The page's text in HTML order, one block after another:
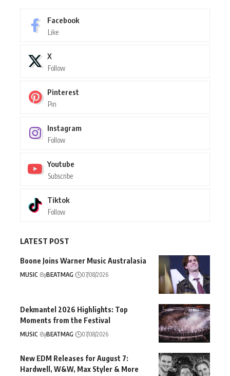
Facebook
Like
X
Follow
Pinterest
Pin
Instagram
Follow
Youtube
Subscribe
Tiktok
Follow
LATEST POST
Boone Joins Warner Music Australasia
MUSIC ByBEATMAG 07/08/2026
Dekmantel 2026 Highlights: Top
Moments from the Festival
MUSIC ByBEATMAG 07/08/2026
New EDM Releases for August 7:
Hardwell, W&W, Max Styler & More